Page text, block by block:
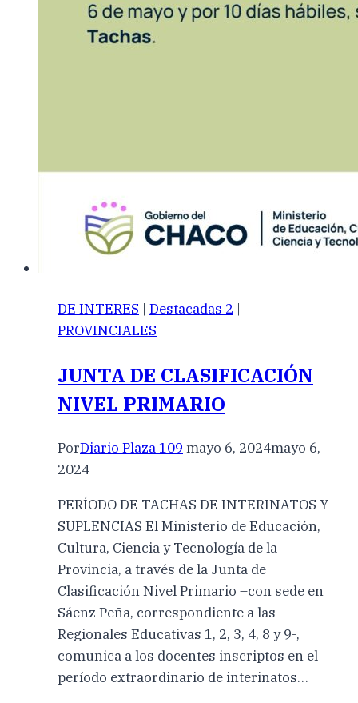
DE INTERES | Destacadas 2 |
PROVINCIALES
JUNTA DE CLASIFICACIÓN
NIVEL PRIMARIO
PorDiario Plaza 109 mayo 6, 2024mayo 6,
2024
PERÍODO DE TACHAS DE INTERINATOS Y
SUPLENCIAS El Ministerio de Educación,
Cultura, Ciencia y Tecnología de la
Provincia, a través de la Junta de
Clasificación Nivel Primario –con sede en
Sáenz Peña, correspondiente a las
Regionales Educativas 1, 2, 3, 4, 8 y 9-,
comunica a los docentes inscriptos en el
período extraordinario de interinatos…